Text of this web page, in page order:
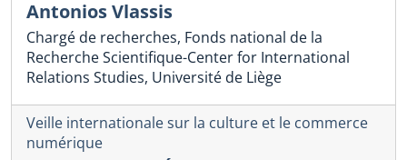
Antonios Vlassis
Chargé de recherches, Fonds national de la
Recherche Scientifique-Center for International
Relations Studies, Université de Liège
Veille internationale sur la culture et le commerce
numérique